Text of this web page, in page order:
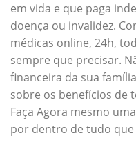
em vida e que paga
doença ou invalidez.
médicas online, 24h,
sempre que precisar.
financeira da sua
sobre os benefícios de
Faça Agora mesmo
por dentro de tudo